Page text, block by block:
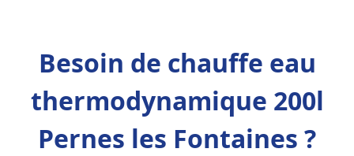
Besoin de chauffe eau
thermodynamique 200l
Pernes les Fontaines ?